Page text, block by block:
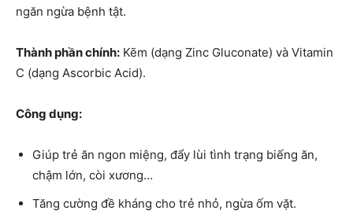
ngăn ngừa bệnh tật.
Thành phần chính: Kẽm (dạng Zinc Gluconate) và Vitamin
C (dạng Ascorbic Acid).
Công dụng:
Giúp trẻ ăn ngon miệng, đẩy lùi tình trạng biếng ăn,
chậm lớn, còi xương…
Tăng cường đề kháng cho trẻ nhỏ, ngừa ốm vặt.